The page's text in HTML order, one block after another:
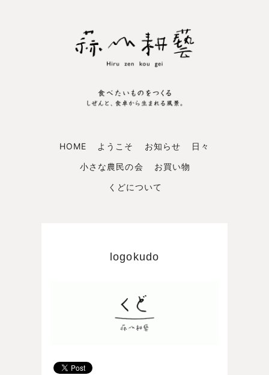
HOME ようこそ お知らせ
日々
小さな農民の会
お買い物
くどについて
logokudo